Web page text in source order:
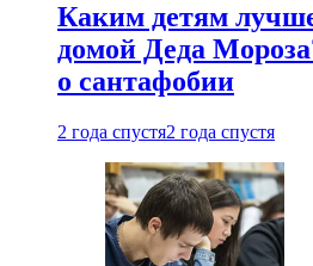
Каким детям
домой Деда
о сантафобии
2 года спустя2 года спустя